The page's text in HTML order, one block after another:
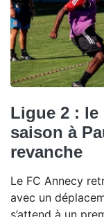
Ligue 2 : le
saison à
revanche
Le FC Annecy
avec un